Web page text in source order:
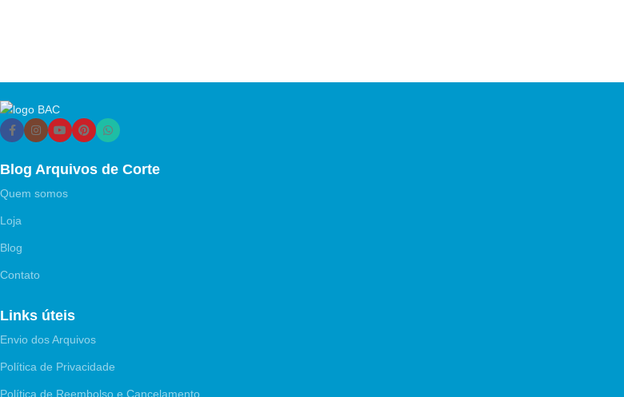
Blog Arquivos de Corte
Quem somos
Loja
Blog
Contato
Links úteis
Envio dos Arquivos
Política de Privacidade
Política de Reembolso e Cancelamento